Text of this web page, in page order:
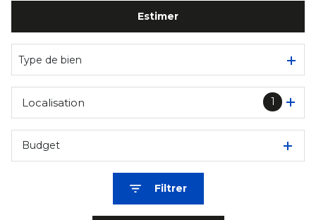
De l'immo pro
Estimer
Type de bien
1
Localisation
Budget
Filtrer